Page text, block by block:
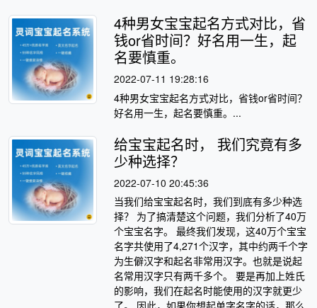
4种男女宝宝起名方式对比，省
钱or省时间？好名用一生，起
名要慎重。
2022-07-11 19:28:16
4种男女宝宝起名方式对比，省钱or省时间？
好名用一生，起名要慎重。...
给宝宝起名时， 我们究竟有多
少种选择？
2022-07-10 20:45:36
当我们给宝宝起名时，我们到底有多少种选
择？ 为了搞清楚这个问题，我们分析了40万
个宝宝名字。 最终我们发现，这40万个宝宝
名字共使用了4,271个汉字，其中约两千个字
为生僻汉字和起名非常用汉字。也就是说起
名常用汉字只有两千多个。 要是再加上姓氏
的影响，我们在起名时能使用的汉字就更少